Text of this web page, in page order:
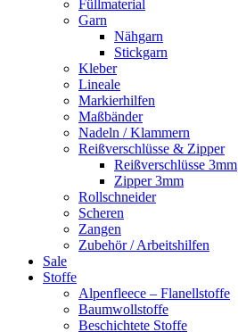
Füllmaterial
Garn
Nähgarn
Stickgarn
Kleber
Lineale
Markierhilfen
Maßbänder
Nadeln / Klammern
Reißverschlüsse & Zipper
Reißverschlüsse 3mm
Zipper 3mm
Rollschneider
Scheren
Zangen
Zubehör / Arbeitshilfen
Sale
Stoffe
Alpenfleece – Flanellstoffe
Baumwollstoffe
Beschichtete Stoffe